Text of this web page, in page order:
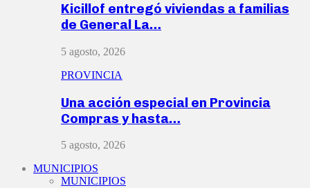
Kicillof entregó viviendas a familias
de General La…
5 agosto, 2026
PROVINCIA
Una acción especial en Provincia
Compras y hasta…
5 agosto, 2026
MUNICIPIOS
MUNICIPIOS